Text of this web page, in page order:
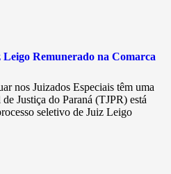
Remunerado na Comarca
nos Juizados Especiais têm uma
Justiça do Paraná (TJPR) está
seletivo de Juiz Leigo